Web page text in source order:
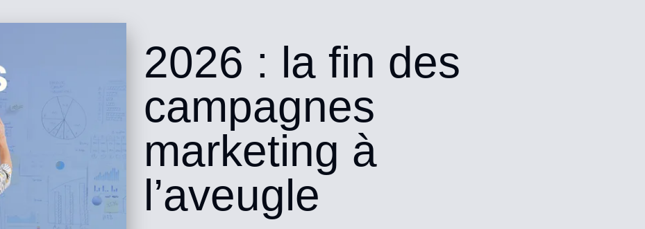
2026 : la fin des
campagnes
marketing à
l’aveugle